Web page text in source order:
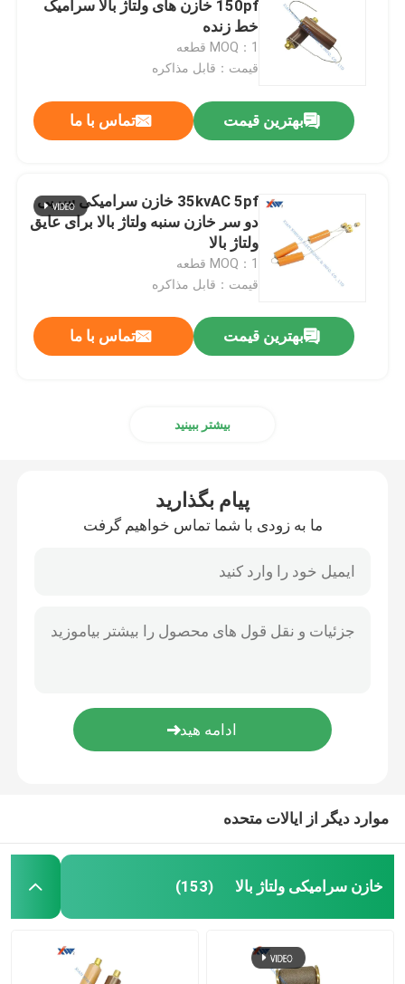
تقسیم کننده ولتاژ خازنی
عایق خازنی
مقاومت های ولتاژ بالا
150pf خازن های ولتاژ بالا سرامیک
خط زنده
MOQ：1 قطعه
قیمت：قابل مذاکره
بهترین قیمت تماس با ما
35kvAC 5pf خازن سرامیکی سربی
دو سر خازن سنبه ولتاژ بالا برای عایق
ولتاژ بالا
MOQ：1 قطعه
قیمت：قابل مذاکره
بهترین قیمت تماس با ما
بیشتر ببینید
پیام بگذارید
ما به زودی با شما تماس خواهیم گرفت
موارد دیگر از ایالات متحده
خازن سرامیکی ولتاژ بالا (153)